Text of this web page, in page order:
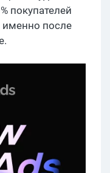
покупателей
именно после